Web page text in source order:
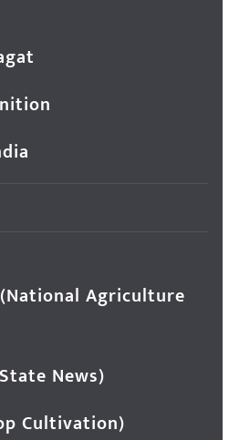
(National Agriculture
News)
Cultivation)